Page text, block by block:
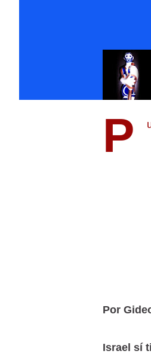
P
Por
Israel sí